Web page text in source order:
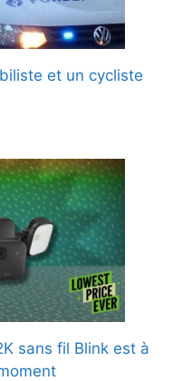
et un cycliste
sans fil Blink est à